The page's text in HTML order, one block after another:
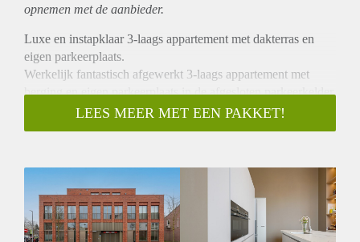
opnemen met de aanbieder.
Luxe en instapklaar 3-laags appartement met dakterras en
eigen parkeerplaats.
Werkelijk fantastisch afgewerkt 3-laags appartement met
berging en eigen parkeerplaats in de afgesloten parkeerkelder.
Het appartementencomplex is in 2022 opgeleverd en voldoet
aan alle moderne eisen qua isolatie en duurzaamheid,
keuken, ruime slaapkamers en een prachtige badkamer met
ligbad en inloopdouche. Het royale dakterras biedt volledige
privacy.
De Langdonkenstraat is gelegen in de wijk Philipsdorp, een
LEES MEER MET EEN PAKKET!